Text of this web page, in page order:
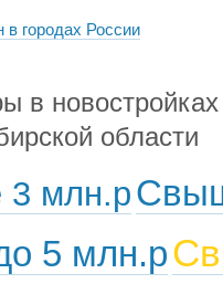
в городах России
в новостройках
области
3 млн.р
5 млн.р